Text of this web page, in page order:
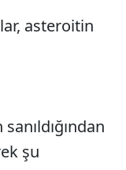
asteroitin
şu